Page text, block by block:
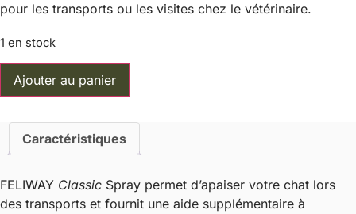
pour les transports ou les visites chez le vétérinaire.
1 en stock
quantité
de
Spray
Cats
Feliway
Classic
Ajouter au panier
Caractéristiques
FELIWAY Classic Spray permet d’apaiser votre chat lors
des transports et fournit une aide supplémentaire à